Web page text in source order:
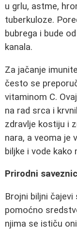
u grlu, astme,
tuberkuloze.
bubrega i bude
kanala.
Za jačanje
često se
vitaminom C.
na rad srca i
zdravlje kostiju i
nara, a veoma je
biljke i vode kako
Prirodni
Brojni biljni
pomoćno
njima se ističu